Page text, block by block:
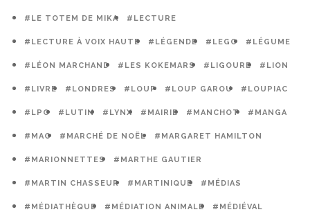
#LE TOTEM DE MIKA #LECTURE
#LECTURE À VOIX HAUTE #LÉGENDE #LEGO #LÉGUME
#LÉON MARCHAND #LES KOKEMARS #LIGOURE #LION
#LIVRE #LONDRES #LOUP #LOUP GAROU #LOUPIAC
#LPO #LUTIN #LYNX #MAIRIE #MANCHOT #MANGA
#MAO #MARCHÉ DE NOËL #MARGARET HAMILTON
#MARIONNETTES #MARTHE GAUTIER
#MARTIN CHASSEUR #MARTINIQUE #MÉDIAS
#MÉDIATHÈQUE #MÉDIATION ANIMALE #MÉDIÉVAL